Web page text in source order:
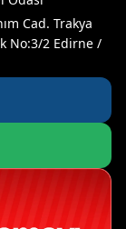
Cad. Trakya
No:3/2 Edirne /